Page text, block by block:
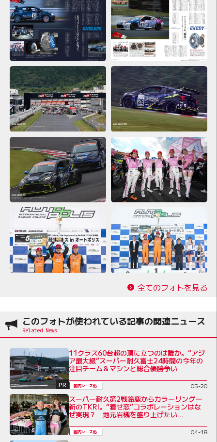
全てのフォトを見る
このフォトが使われている記事の関連ニュース
PR
11クラス60台超の頂に立つのは誰か。“アジ
ア最大級”スーパー耐久富士24時間の今年の
注目チーム＆マシンと総合優勝争い
国内レース他 05-20
スーパー耐久第2戦鈴鹿からカラーリング一
新のTKRI。“着せ恋”コラボレーションはな
ぜ実現？ 地元岩槻を盛り上げたい
国内レース他 04-18